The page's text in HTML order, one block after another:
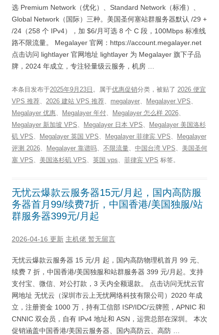
选 Premium Network（优化）、Standard Network（标准）、
Global Network（国际）三种。美国圣何塞站群服务器默认 /29 +
/24（258 个 IPv4），加 $6/月可选 8 个 C 段，100Mbps 标准线
路不限流量。 Megalayer 官网：https://account.megalayer.net
点击访问 lightlayer 官网地址 lightlayer 为 Megalayer 旗下子品
牌，2024 年成立，专注轻量级云服务，机房 …
本条目发布于2025年9月23日 。属于优惠促销分类，被贴了 2026 便宜
VPS 推荐、 2026 建站 VPS 推荐、 megalayer、 Megalayer VPS、
Megalayer 优惠、 Megalayer 年付、 Megalayer 怎么样 2026、
Megalayer 新加坡 VPS、 Megalayer 日本 VPS、
Megalayer 美国洛杉
矶 VPS、 Megalayer 英国 VPS、 Megalayer 菲律宾 VPS、
Megalayer
评测 2026、 Megalayer 靠谱吗、 不限流量、 中国台湾 VPS、 美国圣何
塞 VPS、 美国洛杉矶 VPS、 英国 vps、 菲律宾 VPS 标签。
无忧云爆款云服务器15元/月起，国内高防服
务器首月99/续费7折，中国香港/美国独服/站
群服务器399元/月起
2026-04-16 更新 主机佬 暂无留言
无忧云爆款云服务器 15 元/月 起，国内高防物理机首月 99 元、
续费 7 折，中国香港/美国独服和站群服务器 399 元/月起。支持
支付宝、微信、对公打款，3 天内全额退款。 点击访问无忧云官
网地址 无忧云（深圳市云上无忧网络科技有限公司）2020 年成
立，注册资金 1000 万，持有工信部 ISP/IDC/云牌照，APNIC 和
CNNIC 双会员，自有 IPv4 地址和 ASN，运营总部在深圳。 本次
促销涵盖中国香港/美国云服务器、国内高防云、高防 …